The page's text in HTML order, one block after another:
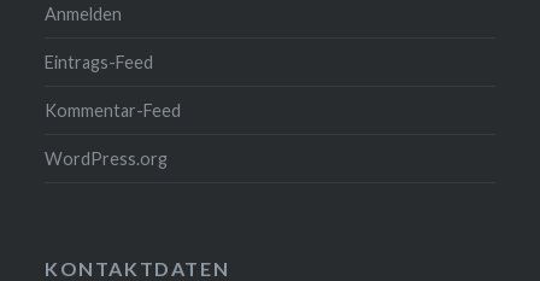
Anmelden
Eintrags-Feed
Kommentar-Feed
WordPress.org
KONTAKTDATEN